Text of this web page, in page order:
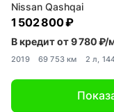
Nissan Qashqai
1 502 800 ₽
В кредит от 9 780 ₽/
2019 69 753 км 2 л,